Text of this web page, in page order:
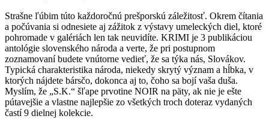
Strašne ľúbim túto každoročnú prešporskú záležitosť. Okrem čítania
a počúvania si odnesiete aj zážitok z výstavy umeleckých diel, ktoré
pohromade v galériách len tak neuvidíte. KRIMI je 3 publikáciou
antológie slovenského národa a verte, že pri postupnom
zoznamovaní budete vnútorne vedieť, že sa týka nás, Slovákov.
Typická charakteristika národa, niekedy skrytý význam a hĺbka, v
ktorých nájdete bársčo, dokonca aj to, čoho sa bojí vaša duša.
Myslím, že „S.K.“ šľape prvotine NOIR na päty, ak nie je ešte
pútavejšie a vlastne najlepšie zo všetkých troch doteraz vydaných
častí 9 dielnej kolekcie.